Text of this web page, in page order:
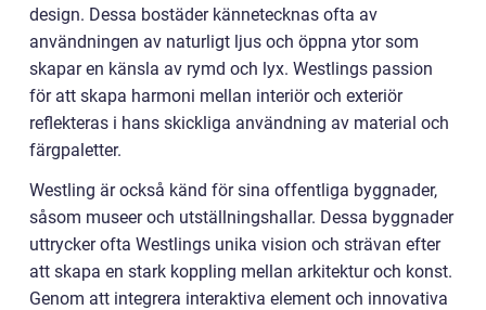
design. Dessa bostäder kännetecknas ofta av
användningen av naturligt ljus och öppna ytor som
skapar en känsla av rymd och lyx. Westlings passion
för att skapa harmoni mellan interiör och exteriör
reflekteras i hans skickliga användning av material och
färgpaletter.
Westling är också känd för sina offentliga byggnader,
såsom museer och utställningshallar. Dessa byggnader
uttrycker ofta Westlings unika vision och strävan efter
att skapa en stark koppling mellan arkitektur och konst.
Genom att integrera interaktiva element och innovativa